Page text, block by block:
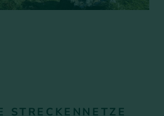
STRECKENNETZE